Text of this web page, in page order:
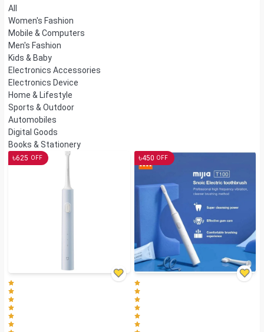
All
Women's Fashion
Mobile & Computers
Men's Fashion
Kids & Baby
Electronics Accessories
Electronics Device
Home & Lifestyle
Sports & Outdoor
Automobiles
Digital Goods
Books & Stationery
৳625 OFF ৳450 OFF